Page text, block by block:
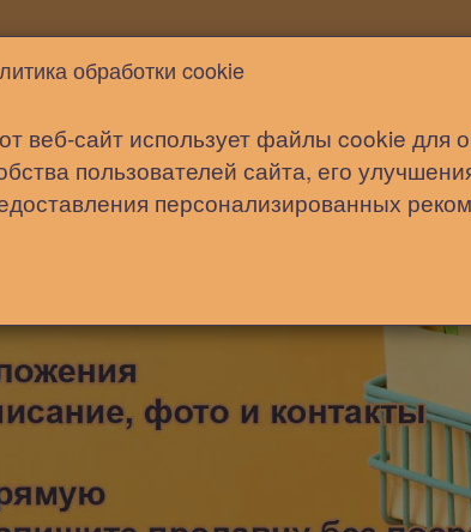
Новости Статьи Помощь
обработки cookie
веб-сайт использует файлы cookie для
пользователей сайта, его
персонализированных